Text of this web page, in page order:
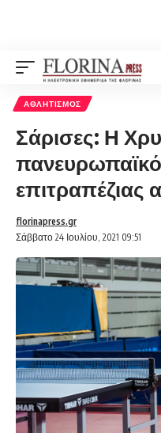
ΑΘΛΗΤΙΣΜΌΣ
Σάρισες: Η
επιτραπέζιας
Σάββατο 24 Ιουλίου, 2021 09:51
florinapress.gr